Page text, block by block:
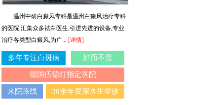
温州中研白癜风专科是温州白癜风治疗专科
的医院,汇集众多祛白医生,引进先进的设备,专业
治疗各类型白癜风,为广... [详情]
多年专注白斑病 好而不贵
德国伍德灯指定医院
来院路线 30余年资深医生坐诊